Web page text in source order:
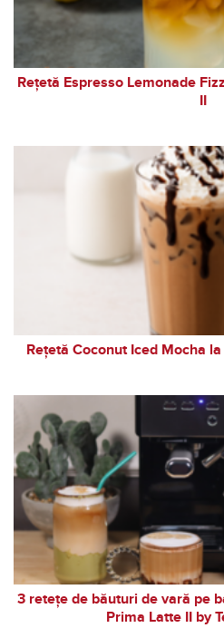
Rețetă Espresso Lemonade
II
Rețetă Coconut Iced Mocha
3 retețe de băuturi de vară pe
Prima Latte II by